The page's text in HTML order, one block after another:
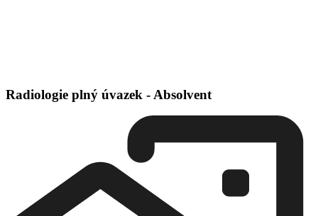
Radiologie plný úvazek - Absolvent